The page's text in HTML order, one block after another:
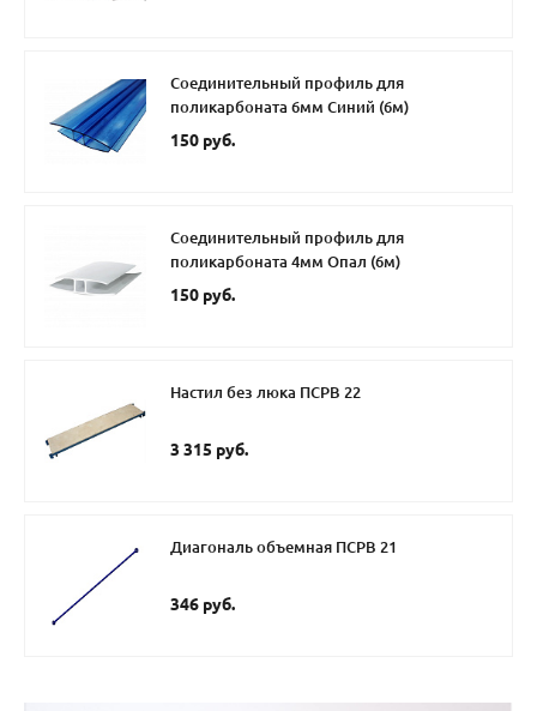
Соединительный профиль для
поликарбоната 6мм Синий (6м)
150 руб.
Соединительный профиль для
поликарбоната 4мм Опал (6м)
150 руб.
Настил без люка ПСРВ 22
3 315 руб.
Диагональ объемная ПСРВ 21
346 руб.